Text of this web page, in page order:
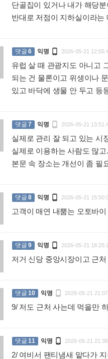
단골집이 있거나 내가 해당
반대로 저점이 지하실이라는
댓글6 익명  2026-05-21
유럽 살 때 관광지도 아니고
되는 건 물론이고 위생이나
있고 바닥에 생물 안 두고 등
댓글7 익명  2026-05-21
실제로 관리 잘 되고 있는 시
실제로 이용하는 사람도 많고.
본문 속 장소는 개선이 좀 필
댓글8 익명  2026-05-21
고객이 매연 내뿜는 오토바
댓글9 익명  2026-05-21
저거 신당 중앙시장이고 근
댓글10 익명  2026-05-21
9/ 저도 근처 사는데 먹을만
댓글11 익명  2026-05-21
2/ 여비서 팬티냄새 맡다가